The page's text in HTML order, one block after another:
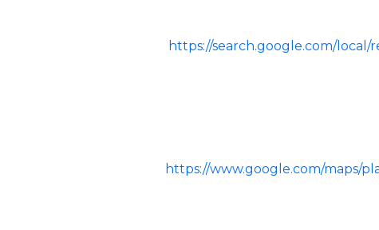
https://search.google.com/local/
https://www.google.com/maps/